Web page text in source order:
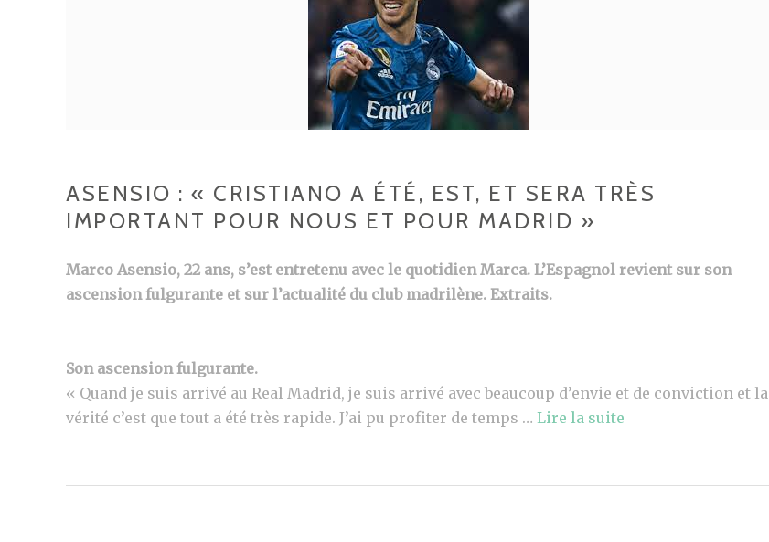
ASENSIO : « CRISTIANO A ÉTÉ, EST, ET SERA TRÈS
IMPORTANT POUR NOUS ET POUR MADRID »
Marco Asensio, 22 ans, s’est entretenu avec le quotidien Marca. L’Espagnol revient sur son
ascension fulgurante et sur l’actualité du club madrilène. Extraits.
Son ascension fulgurante.
« Quand je suis arrivé au Real Madrid, je suis arrivé avec beaucoup d’envie et de conviction et la
vérité c’est que tout a été très rapide. J’ai pu profiter de temps … Lire la suite